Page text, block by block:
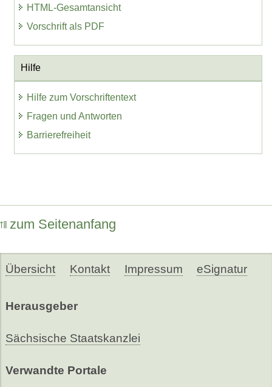
HTML-Gesamtansicht
Vorschrift als PDF
Hilfe
Hilfe zum Vorschriftentext
Fragen und Antworten
Barrierefreiheit
zum Seitenanfang
Übersicht Kontakt Impressum eSignatur
Herausgeber
Sächsische Staatskanzlei
Verwandte Portale